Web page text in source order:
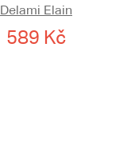
Delami Elain
589 Kč